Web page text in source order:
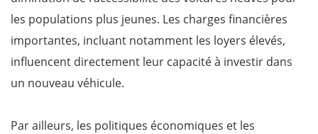
les populations plus jeunes. Les charges financières
importantes, incluant notamment les loyers élevés,
influencent directement leur capacité à investir dans
un nouveau véhicule.
Par ailleurs, les politiques économiques et les